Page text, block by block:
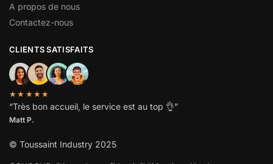
A propos de nous
Contactez-nous
CLIENTS SATISFAITS
★★★★★
“Très bon accueil, le service est au top 👌”
Matt P.
© Toussaint Industry 2025